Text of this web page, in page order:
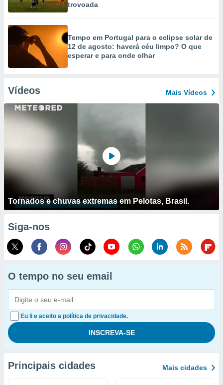
trovoada
Tempo em Portugal para o eclipse solar de
12 de agosto: haverá céu limpo? O que
esperar e para onde olhar
Vídeos Mais Vídeos
Tornados e chuvas extremas em Pelotas, Brasil.
Siga-nos
O tempo no seu email
Eu li e aceito a política de privacidade.
Principais cidades Mais cidades